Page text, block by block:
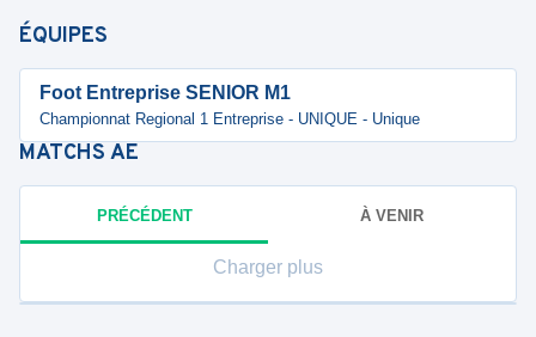
ÉQUIPES
Foot Entreprise SENIOR M1
Championnat Regional 1 Entreprise - UNIQUE - Unique
MATCHS AE
PRÉCÉDENT À VENIR
Charger plus